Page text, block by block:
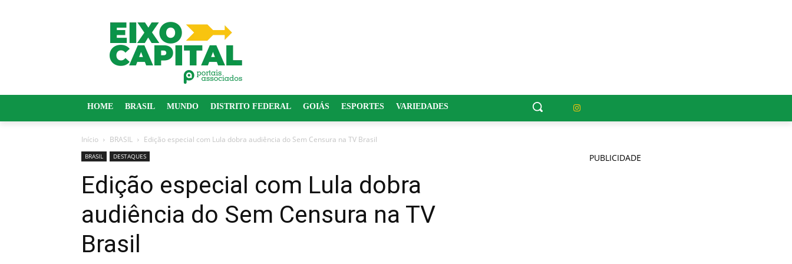
HOME BRASIL MUNDO DISTRITO FEDERAL GOIÁS ESPORTES VARIEDADES
Início BRASIL Edição especial com Lula dobra audiência do Sem Censura na TV Brasil
BRASIL DESTAQUES
Edição especial com Lula dobra
audiência do Sem Censura na TV
Brasil
PUBLICIDADE